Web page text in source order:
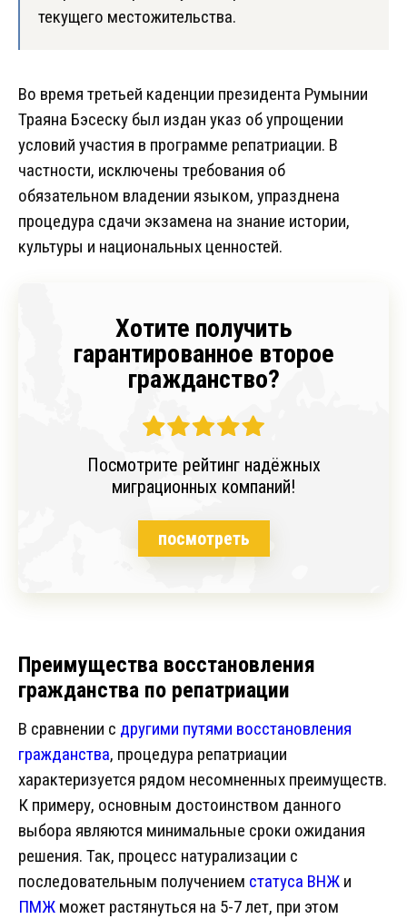
текущего местожительства.
Во время третьей каденции президента Румынии
Траяна Бэсеску был издан указ об упрощении
условий участия в программе репатриации. В
частности, исключены требования об
обязательном владении языком, упразднена
процедура сдачи экзамена на знание истории,
культуры и национальных ценностей.
Хотите получить
гарантированное второе
гражданство?
Посмотрите рейтинг надёжных
миграционных компаний!
посмотреть
Преимущества восстановления
гражданства по репатриации
В сравнении с другими путями восстановления
гражданства, процедура репатриации
характеризуется рядом несомненных преимуществ.
К примеру, основным достоинством данного
выбора являются минимальные сроки ожидания
решения. Так, процесс натурализации с
последовательным получением статуса ВНЖ и
ПМЖ может растянуться на 5-7 лет, при этом